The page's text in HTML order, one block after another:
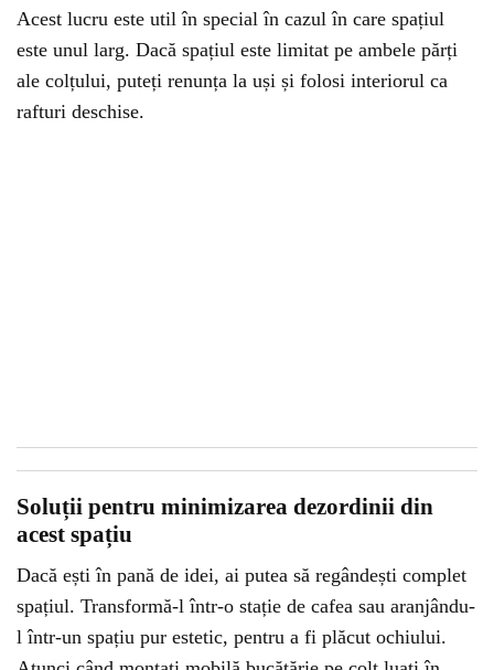
Acest lucru este util în special în cazul în care spațiul
este unul larg. Dacă spațiul este limitat pe ambele părți
ale colțului, puteți renunța la uși și folosi interiorul ca
rafturi deschise.
Soluții pentru minimizarea dezordinii din
acest spațiu
Dacă ești în pană de idei, ai putea să regândești complet
spațiul. Transformă-l într-o stație de cafea sau aranjându-
l într-un spațiu pur estetic, pentru a fi plăcut ochiului.